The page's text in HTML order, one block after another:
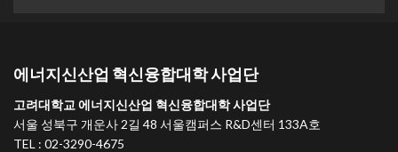
에너지신산업 혁신융합대학 사업단
고려대학교 에너지신산업 혁신융합대학 사업단
서울 성북구 개운사 2길 48 서울캠퍼스 R&D센터 133A호
TEL : 02-3290-4675